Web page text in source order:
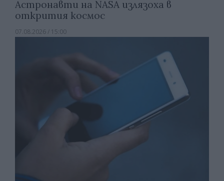
Астронавти на NASA излязоха в
открития космос
07.08.2026 / 15:00